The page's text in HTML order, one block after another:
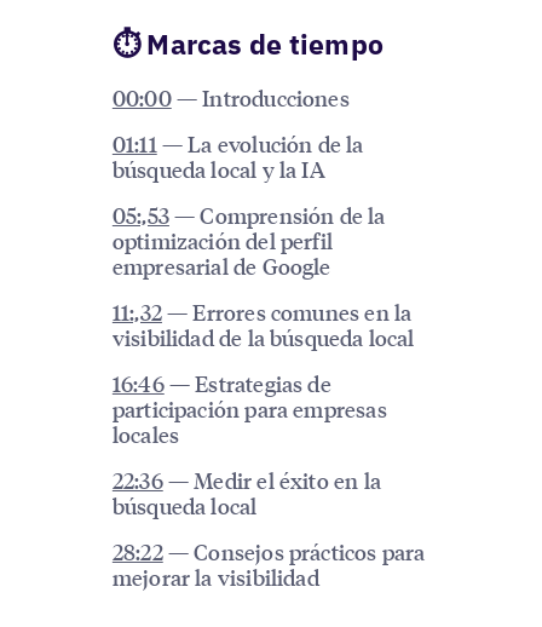
⏱ Marcas de tiempo
00:00— Introducciones
01:11 — La evolución de la
búsqueda local y la IA
05:,53— Comprensión de la
optimización del perfil
empresarial de Google
11:,32— Errores comunes en la
visibilidad de la búsqueda local
16:46— Estrategias de
participación para empresas
locales
22:36— Medir el éxito en la
búsqueda local
28:22— Consejos prácticos para
mejorar la visibilidad